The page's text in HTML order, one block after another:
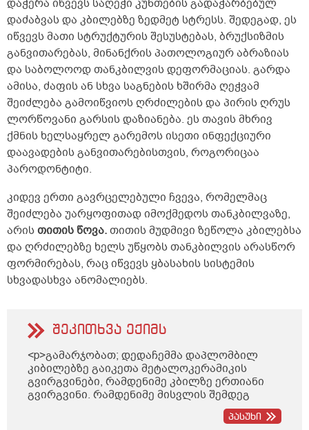
დაჭერა იწვევს საღეჭი კუნთების გადაჭარბებულ
დაძაბვას და კბილებზე ზედმეტ სტრესს. შედეგად, ეს
იწვევს მათი სტრუქტურის შესუსტებას, ბრუქსიზმის
განვითარებას, მინანქრის პათოლოგიურ აბრაზიას
და საბოლოოდ თანკბილვის დეფორმაციას. გარდა
ამისა, ძაფის ან სხვა საგნების ხშირმა ღეჭვამ
შეიძლება გამოიწვიოს ღრძილების და პირის ღრუს
ლორწოვანი გარსის დაზიანება. ეს თავის მხრივ
ქმნის ხელსაყრელ გარემოს ისეთი ინფექციური
დაავადების განვითარებისთვის, როგორიცაა
პაროდონტიტი.
კიდევ ერთი გავრცელებული ჩვევა, რომელმაც
შეიძლება უარყოფითად იმოქმედოს თანკბილვაზე,
არისთითის წოვა.თითის მუდმივი ზეწოლა კბილებსა
და ღრძილებზე ხელს უწყობს თანკბილვის არასწორ
ფორმირებას, რაც იწვევს ყბასახის სისტემის
სხვადასხვა ანომალიებს.
შეკითხვა ექიმს
<p>გამარჯობათ; დედაჩემმა დაპლომბილ
კიბილებზე გაიკეთა მეტალოკერამიკის
გვირგვინები, რამდენიმე კბილზე ერთიანი
გვირგვინი. რამდენიმე მისვლის შემდეგ
ორთოპედმა დაუფიქსირა დროებით
ცემენტზე, უთხრა, ცოტა ხანი ატარე და თუ
პასუხი